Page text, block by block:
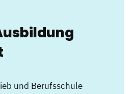
und Berufsschule